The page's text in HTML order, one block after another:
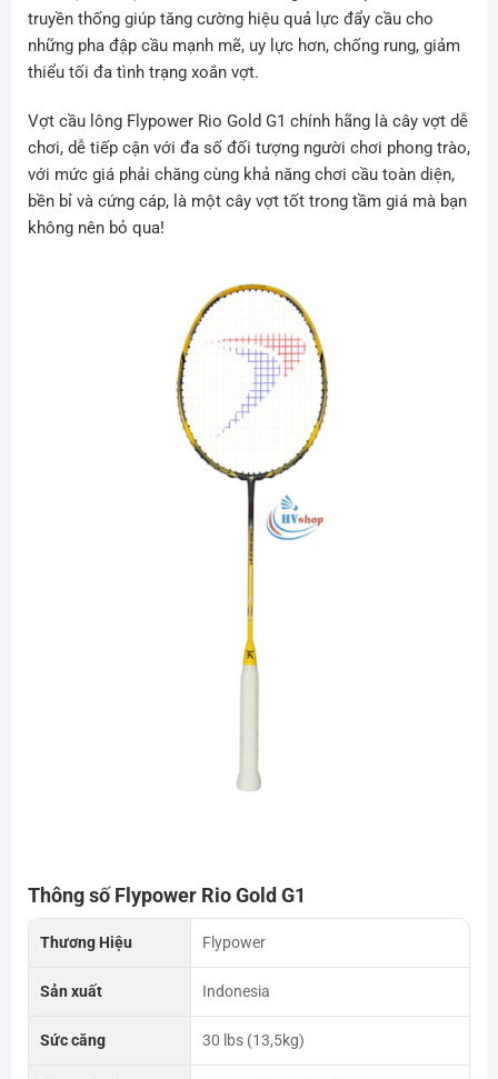
truyền thống giúp tăng cường hiệu quả lực đẩy cầu cho
những pha đập cầu mạnh mẽ, uy lực hơn, chống rung, giảm
thiểu tối đa tình trạng xoắn vợt.
Vợt cầu lông Flypower Rio Gold G1 chính hãng là cây vợt dễ
chơi, dễ tiếp cận với đa số đối tượng người chơi phong trào,
với mức giá phải chăng cùng khả năng chơi cầu toàn diện,
bền bỉ và cứng cáp, là một cây vợt tốt trong tầm giá mà bạn
không nên bỏ qua!
Thông số Flypower Rio Gold G1
Thương Hiệu Flypower
Sản xuất Indonesia
Sức căng 30 lbs (13,5kg)